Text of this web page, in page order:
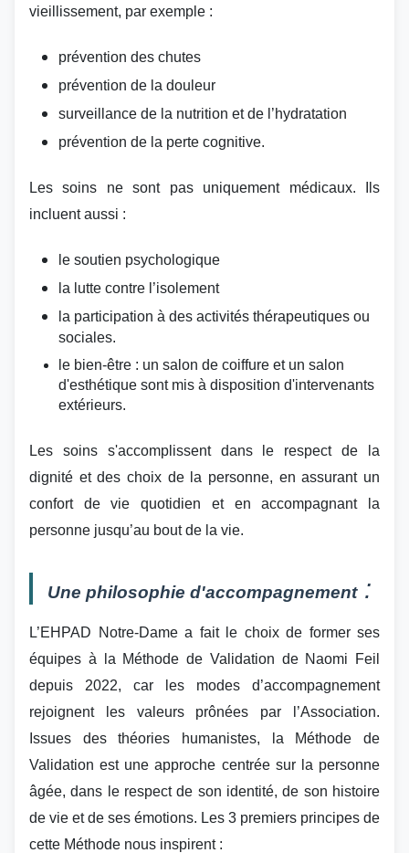
vieillissement, par exemple :
prévention des chutes
prévention de la douleur
surveillance de la nutrition et de l’hydratation
prévention de la perte cognitive.
Les soins ne sont pas uniquement médicaux. Ils
incluent aussi :
le soutien psychologique
la lutte contre l’isolement
la participation à des activités thérapeutiques ou
sociales.
le bien-être : un salon de coiffure et un salon
d'esthétique sont mis à disposition d'intervenants
extérieurs.
Les soins s'accomplissent dans le respect de la
dignité et des choix de la personne, enassurant un
confort de vie quotidien et enaccompagnant la
personne jusqu’au bout de la vie.
Une philosophie d'accompagnement :
L’EHPAD Notre-Dame a fait le choix de former ses
équipes à la Méthode de Validation de Naomi Feil
depuis 2022, car les modes d’accompagnement
rejoignent les valeurs prônées par l’Association.
Issues des théories humanistes, la Méthode de
Validation est une approche centrée sur la personne
âgée, dans le respect de son identité, de son histoire
de vie et de ses émotions. Les 3 premiers principes de
cette Méthode nous inspirent :